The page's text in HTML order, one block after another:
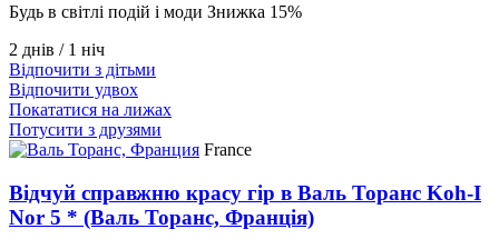
Будь в світлі подій і моди Знижка 15%
2 днів / 1 ніч
Відпочити з дітьми
Відпочити удвох
Покататися на лижах
Потусити з друзями
France
Відчуй справжню красу гір в Валь Торанс Koh-I
Nor 5 * (Валь Торанс, Франція)